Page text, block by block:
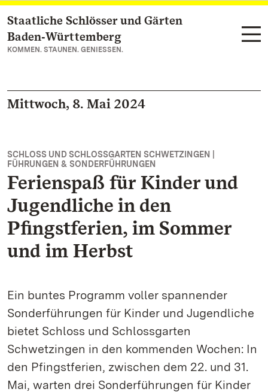
Zum Hauptinhalt springen
Staatliche Schlösser und Gärten
Baden‑Württemberg
KOMMEN. STAUNEN. GENIESSEN.
Mittwoch, 8. Mai 2024
SCHLOSS UND SCHLOSSGARTEN SCHWETZINGEN |
FÜHRUNGEN & SONDERFÜHRUNGEN
Ferienspaß für Kinder und
Jugendliche in den
Pfingstferien, im Sommer
und im Herbst
Ein buntes Programm voller spannender
Sonderführungen für Kinder und Jugendliche
bietet Schloss und Schlossgarten
Schwetzingen in den kommenden Wochen: In
den Pfingstferien, zwischen dem 22. und 31.
Mai, warten drei Sonderführungen für Kinder